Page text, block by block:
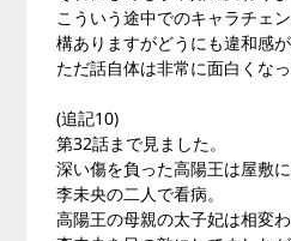
こういう途中でのキャラチェ
構ありますがどうにも違和感が
ただ話自体は非常に面白くなっ
(追記10)
第32話まで見ました。
深い傷を負った高陽王は屋敷
李未央の二人で看病。
高陽王の母親の太子妃は相変